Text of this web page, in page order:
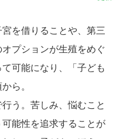
を借りることや、第三
プションが生殖をめぐ
可能になり、「子ども
ら。
う。苦しみ、悩むこと
能性を追求することが